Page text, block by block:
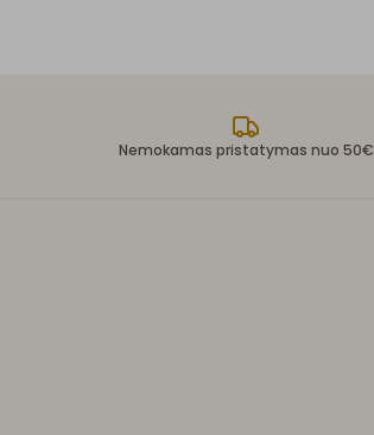
Nemokamas pristatymas nuo 50€